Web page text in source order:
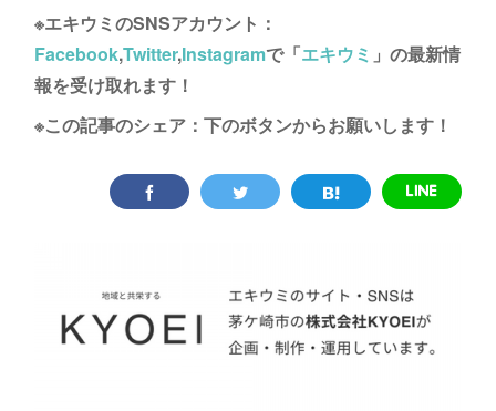
※エキウミのSNSアカウント：
Facebook,Twitter,Instagramで「エキウミ 」の最新情
報を受け取れます！
※この記事のシェア：下のボタンからお願いします！